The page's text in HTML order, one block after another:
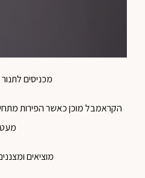
מכניסים לתנור ל 30
הקראמבל מוכן כאשר הפירות
מוציאים